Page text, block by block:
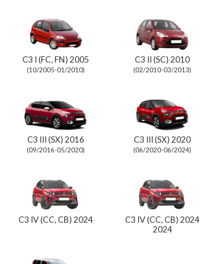
C3 I (FC, FN) 2005
(10/2005-01/2010)
C3 II (SC) 2010
(02/2010-03/2013)
C3 III (SX) 2016
(09/2016-05/2020)
C3 III (SX) 2020
(06/2020-06/2024)
C3 IV (CC, CB) 2024
C3 IV (CC, CB) 2024
2024